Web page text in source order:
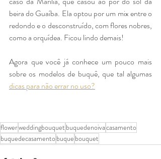
beira do Guaíba. Ela optou por um mix entre o
redondo e o desconstruído, com flores nobres,
como a orquídea. Ficou lindo demais!
Agora que você já conhece um pouco mais
dicas para não errar no uso?
flowerweddingbouquet buquedenoivacasamento
buquedecasamentobuque bouquet